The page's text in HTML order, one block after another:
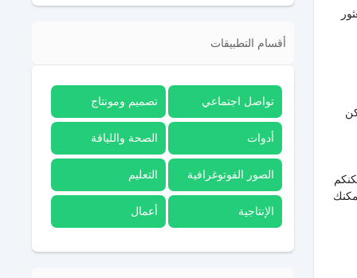
أقسام التطبيقات
تواصل اجتماعي تصميم ومونتاج
أدوات الصحة واللياقة
الصور الفوتوغرافية التعليم
الإنتاجية أعمال